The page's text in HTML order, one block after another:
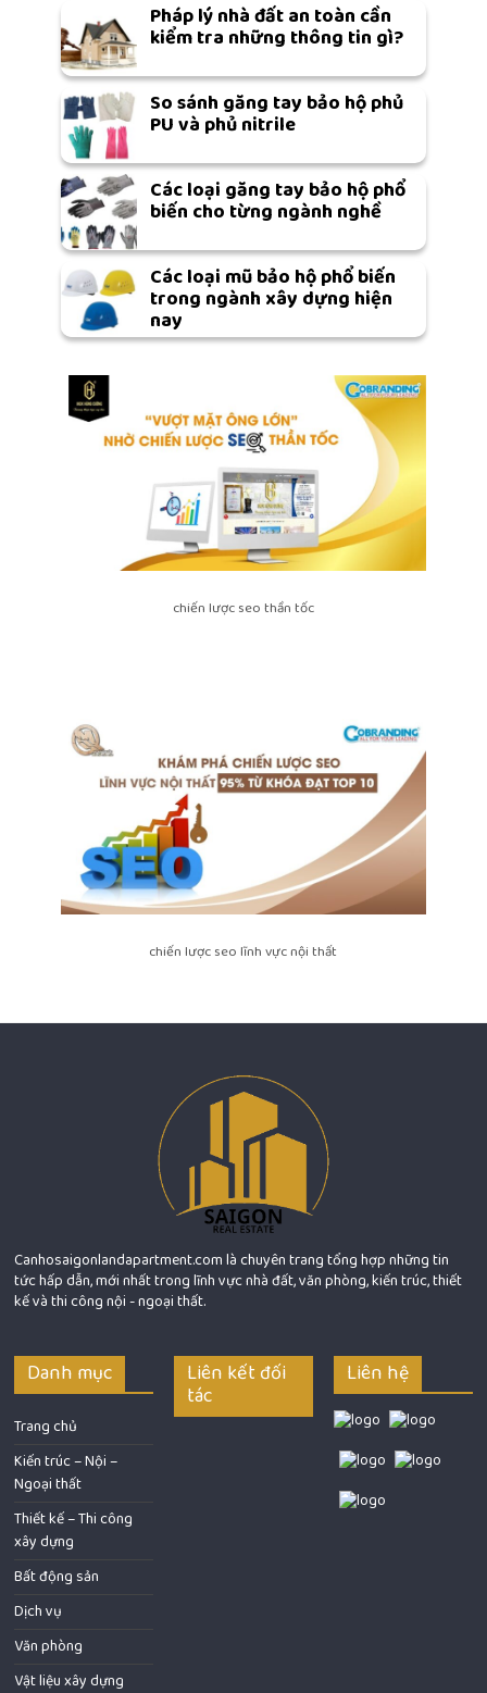
Pháp lý nhà đất an toàn cần
kiểm tra những thông tin gì?
So sánh găng tay bảo hộ phủ
PU và phủ nitrile
Các loại găng tay bảo hộ phổ
biến cho từng ngành nghề
Các loại mũ bảo hộ phổ biến
trong ngành xây dựng hiện
nay
chiến lược seo thần tốc
chiến lược seo lĩnh vực nội thất
Canhosaigonlandapartment.com là chuyên trang tổng hợp những tin
tức hấp dẫn, mới nhất trong lĩnh vực nhà đất, văn phòng, kiến trúc, thiết
kế và thi công nội - ngoại thất.
Danh mục
Trang chủ
Kiến trúc – Nội –
Ngoại thất
Thiết kế – Thi công
xây dựng
Bất động sản
Dịch vụ
Văn phòng
Vật liệu xây dựng
Liên kết đối
tác
Liên hệ